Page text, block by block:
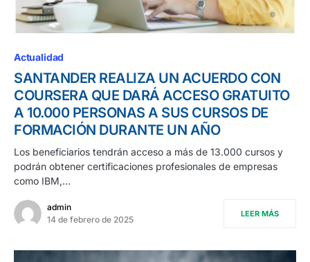
Actualidad
SANTANDER REALIZA UN ACUERDO CON
COURSERA QUE DARÁ ACCESO GRATUITO
A 10.000 PERSONAS A SUS CURSOS DE
FORMACIÓN DURANTE UN AÑO
Los beneficiarios tendrán acceso a más de 13.000 cursos y
podrán obtener certificaciones profesionales de empresas
como IBM,…
admin
14 de febrero de 2025
LEER MÁS